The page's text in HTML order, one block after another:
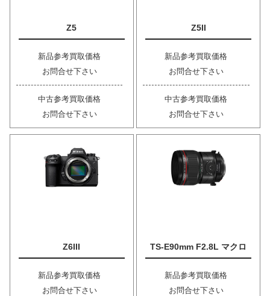
Z5
新品参考買取価格
お問合せ下さい
中古参考買取価格
お問合せ下さい
Z5II
新品参考買取価格
お問合せ下さい
中古参考買取価格
お問合せ下さい
Z6III
新品参考買取価格
お問合せ下さい
TS-E90mm F2.8L マクロ
新品参考買取価格
お問合せ下さい